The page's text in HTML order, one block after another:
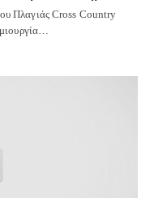
Πλαγιάς Cross Country